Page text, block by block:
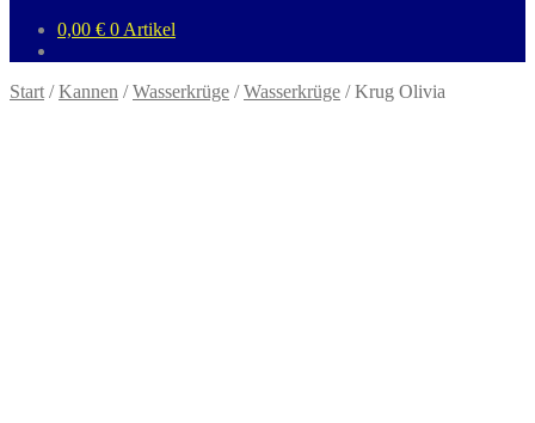
0,00 € 0 Artikel
Start /Kannen /Wasserkrüge /Wasserkrüge /Krug Olivia